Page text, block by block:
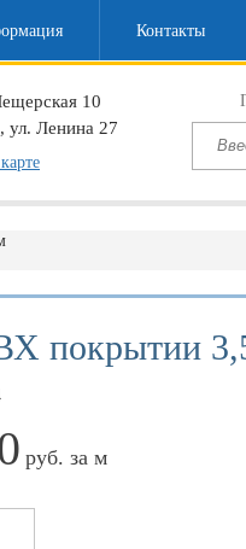
Контакты
10
ул. Ленина 27
покрытии
руб. за м